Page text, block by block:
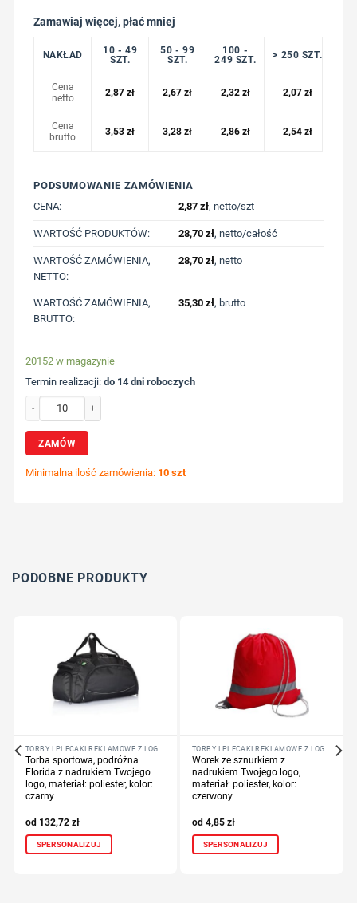
Zamawiaj więcej, płać mniej
NAKŁAD
10 - 49
SZT.
50 - 99
SZT.
100 -
249 SZT.
> 250 SZT.
Cena
netto
2,87zł 2,67zł 2,32 zł 2,07 zł
Cena
brutto
3,53zł 3,28zł 2,86 zł 2,54 zł
PODSUMOWANIE ZAMÓWIENIA
CENA:
2,87 zł, netto/szt
WARTOŚĆ PRODUKTÓW: 28,70 zł, netto/całość
WARTOŚĆ ZAMÓWIENIA,
NETTO:
28,70 zł, netto
WARTOŚĆ ZAMÓWIENIA,
BRUTTO:
35,30 zł, brutto
20152 w magazynie
Termin realizacji:do 14 dni roboczych
ZAMÓW
Minimalna ilość zamówienia: 10 szt
PODOBNE PRODUKTY
TORBY I PLECAKI REKLAMOWE Z LOGO FIRMY
Torba sportowa, podróżna
Florida z nadrukiem Twojego
logo, materiał: poliester, kolor:
czarny
132,72 zł
SPERSONALIZUJ
TORBY I PLECAKI REKLAMOWE Z LOGO FIRMY
Worek ze sznurkiem z
nadrukiem Twojego logo,
materiał: poliester, kolor:
czerwony
4,85 zł
SPERSONALIZUJ